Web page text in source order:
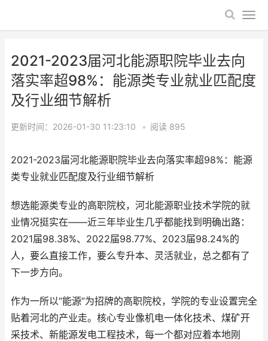
2021-2023届河北能源职院毕业去向
落实率超98%：能源类专业就业匹配度
及行业细节解析
更新时间：2026-01-30 11:23:10 • 阅读 895
2021-2023届河北能源职院毕业去向落实率超98%：能源
类专业就业匹配度及行业细节解析
想选能源类专业的高职院校，河北能源职业技术学院的就
业情况挺实在——近三年毕业生几乎都能找到明确出路：
2021届98.38%、2022届98.77%、2023届98.24%的
人，要么直接工作，要么专升本、灵活就业，总之都有了
下一步方向。
作为一所以“能源”为招牌的高职院校，学院的专业设置完全
贴着河北的产业走。核心专业像机电一体化技术、煤矿开
采技术、新能源发电工程技术，每一个都对应着本地刚